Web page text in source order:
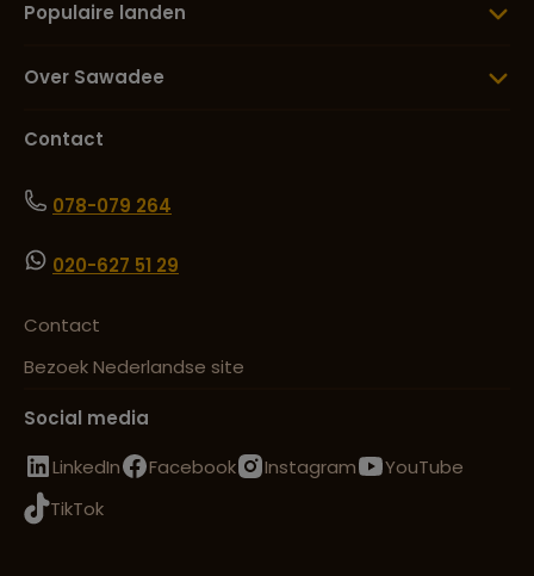
Populaire landen
Over Sawadee
Contact
078-079 264
020-627 51 29
Contact
Bezoek Nederlandse site
Social media
LinkedIn
Facebook Instagram
YouTube
TikTok